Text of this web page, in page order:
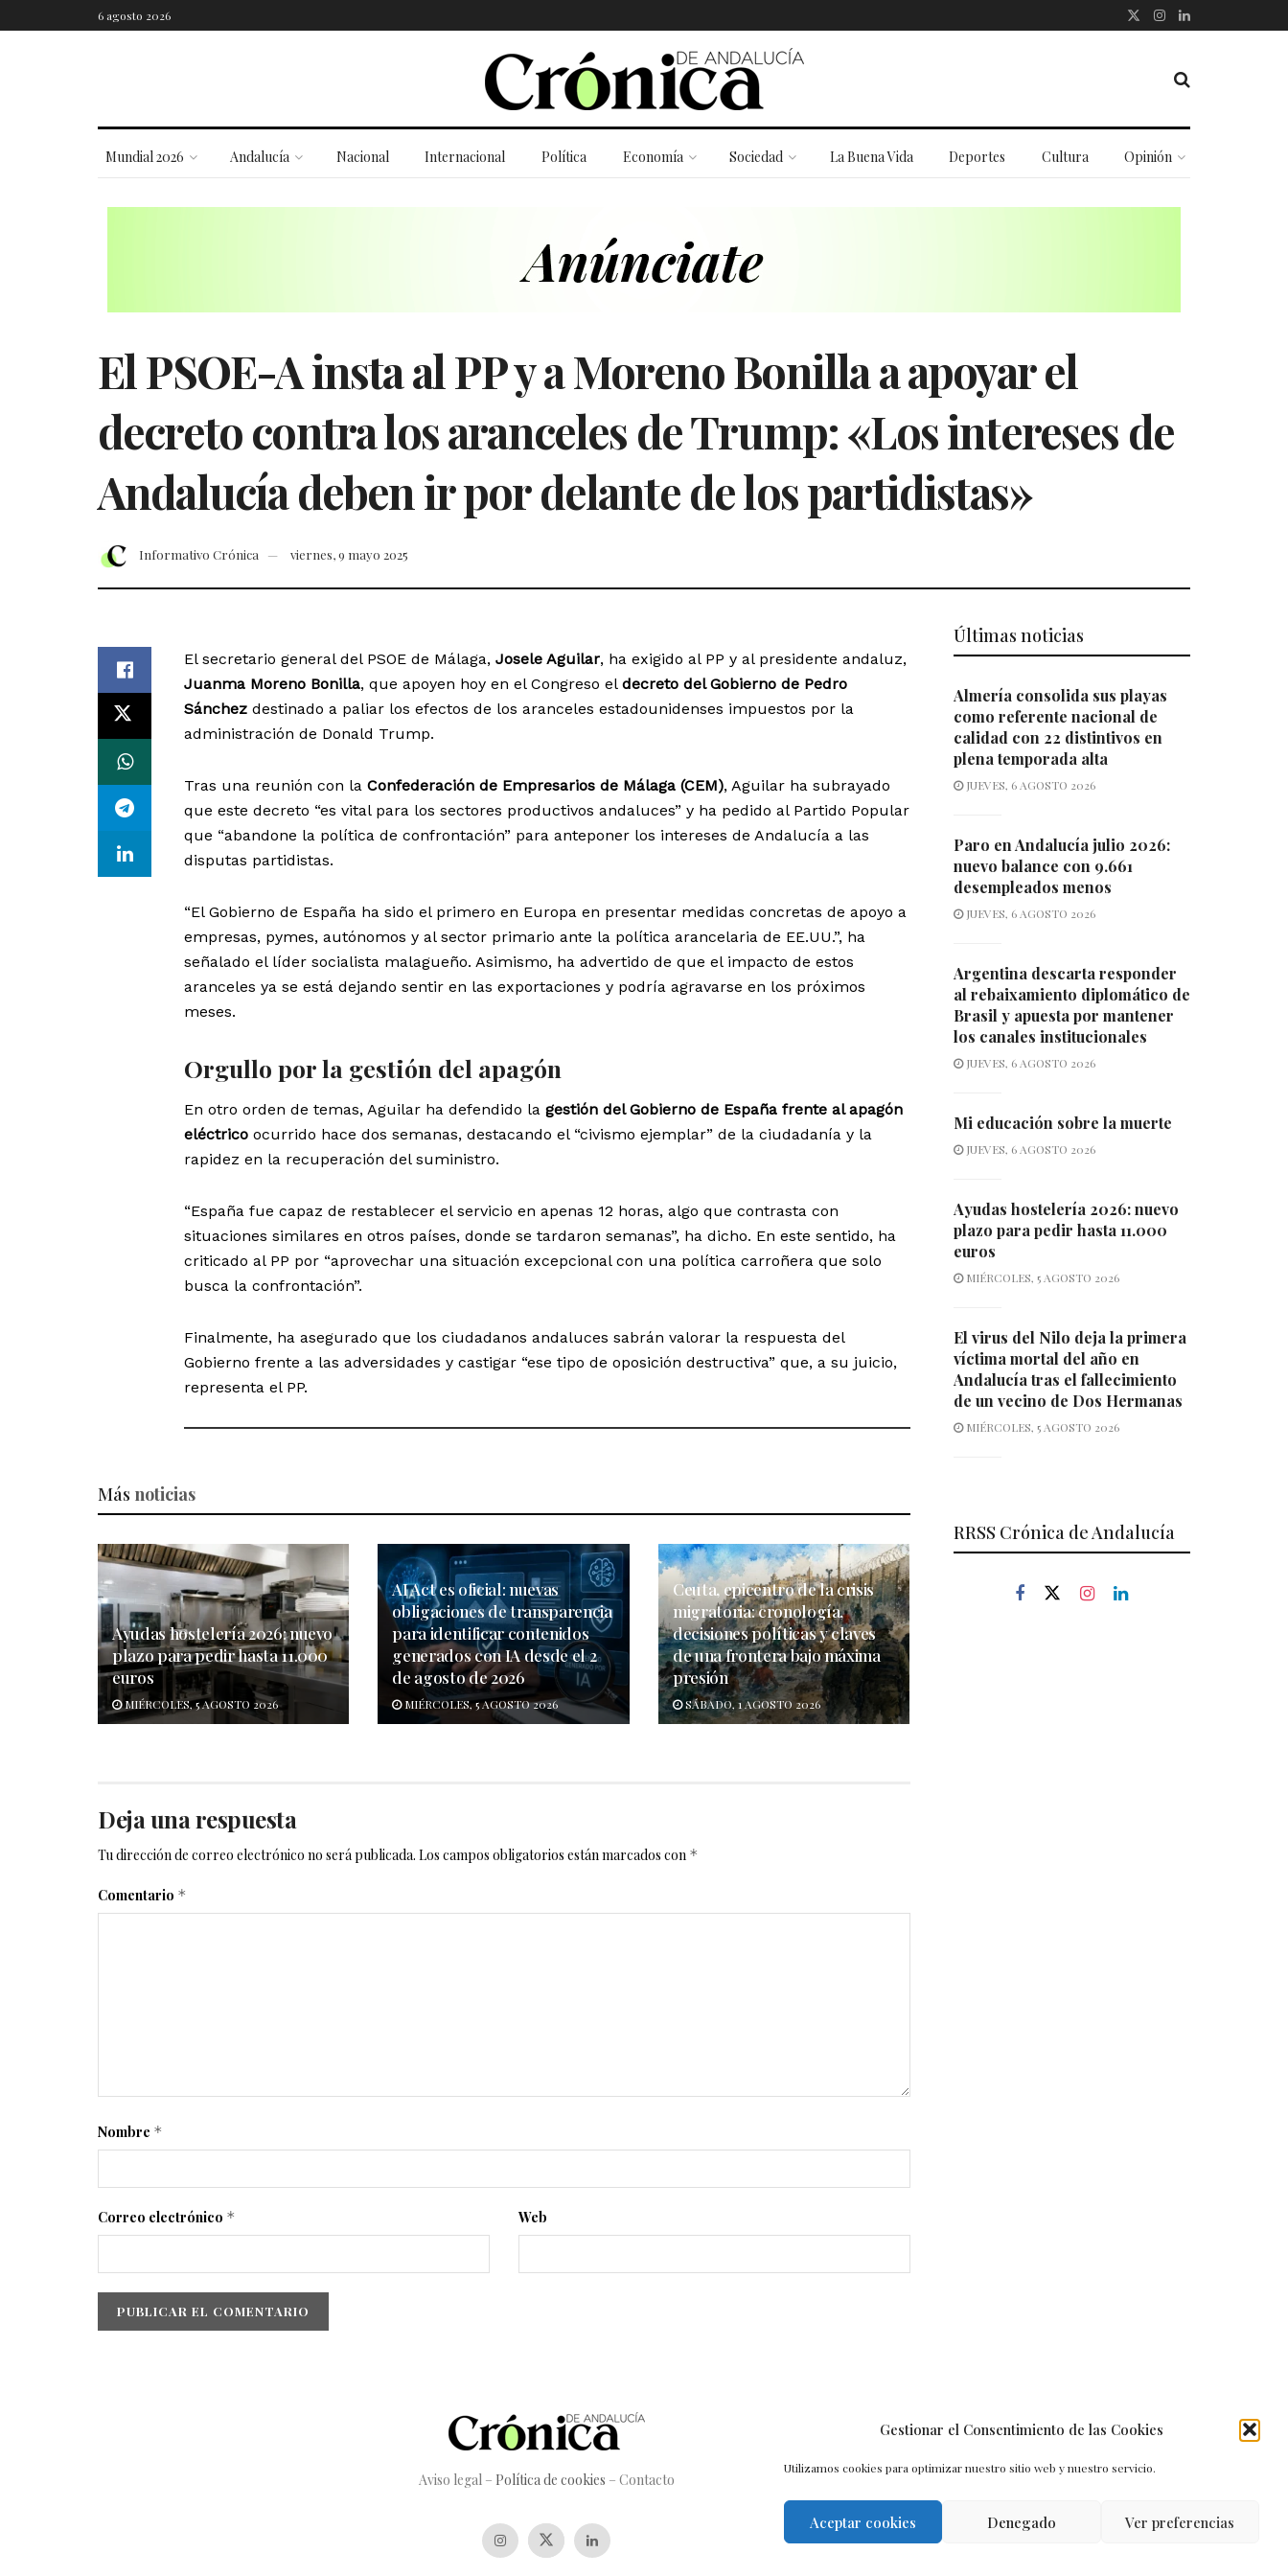
Gestionar el Consentimiento de las Cookies
Utilizamos cookies para optimizar nuestro sitio web y nuestro servicio.
Aceptar cookies Denegado Ver preferencias
6 agosto 2026
Mundial 2026 Andalucía Nacional Internacional Política Economía Sociedad La Buena Vida Deportes Cultura Opinión
El PSOE-A insta al PP y a Moreno Bonilla a apoyar el
decreto contra los aranceles de Trump: «Los intereses de
Andalucía deben ir por delante de los partidistas»
Informativo Crónica viernes, 9 mayo 2025
El secretario general del PSOE de Málaga, Josele Aguilar, ha exigido al PP y al presidente andaluz,
Juanma Moreno Bonilla, que apoyen hoy en el Congreso el decreto del Gobierno de Pedro
Sánchez destinado a paliar los efectos de los aranceles estadounidenses impuestos por la
administración de Donald Trump.
Tras una reunión con la Confederación de Empresarios de Málaga (CEM), Aguilar ha subrayado
que este decreto “es vital para los sectores productivos andaluces” y ha pedido al Partido Popular
que “abandone la política de confrontación” para anteponer los intereses de Andalucía a las
disputas partidistas.
“El Gobierno de España ha sido el primero en Europa en presentar medidas concretas de apoyo a
empresas, pymes, autónomos y al sector primario ante la política arancelaria de EE.UU.”, ha
señalado el líder socialista malagueño. Asimismo, ha advertido de que el impacto de estos
aranceles ya se está dejando sentir en las exportaciones y podría agravarse en los próximos
meses.
Orgullo por la gestión del apagón
En otro orden de temas, Aguilar ha defendido la gestión del Gobierno de España frente al apagón
eléctrico ocurrido hace dos semanas, destacando el “civismo ejemplar” de la ciudadanía y la
rapidez en la recuperación del suministro.
“España fue capaz de restablecer el servicio en apenas 12 horas, algo que contrasta con
situaciones similares en otros países, donde se tardaron semanas”, ha dicho. En este sentido, ha
criticado al PP por “aprovechar una situación excepcional con una política carroñera que solo
busca la confrontación”.
Finalmente, ha asegurado que los ciudadanos andaluces sabrán valorar la respuesta del
Gobierno frente a las adversidades y castigar “ese tipo de oposición destructiva” que, a su juicio,
representa el PP.
Más noticias
Ayudas hostelería 2026: nuevo
plazo para pedir hasta 11.000
euros
MIÉRCOLES, 5 AGOSTO 2026
AI Act es oficial: nuevas
obligaciones de transparencia
para identificar contenidos
generados con IA desde el 2
de agosto de 2026
MIÉRCOLES, 5 AGOSTO 2026
Ceuta, epicentro de la crisis
migratoria: cronología,
decisiones políticas y claves
de una frontera bajo máxima
presión
SÁBADO, 1 AGOSTO 2026
Deja una respuesta
Tu dirección de correo electrónico no será publicada. Los campos obligatorios están marcados con *
Comentario *
Nombre *
Correo electrónico * Web
Últimas noticias
Almería consolida sus playas
como referente nacional de
calidad con 22 distintivos en
plena temporada alta
JUEVES, 6 AGOSTO 2026
Paro en Andalucía julio 2026:
nuevo balance con 9.661
desempleados menos
JUEVES, 6 AGOSTO 2026
Argentina descarta responder
al rebaixamiento diplomático de
Brasil y apuesta por mantener
los canales institucionales
JUEVES, 6 AGOSTO 2026
Mi educación sobre la muerte
JUEVES, 6 AGOSTO 2026
Ayudas hostelería 2026: nuevo
plazo para pedir hasta 11.000
euros
MIÉRCOLES, 5 AGOSTO 2026
El virus del Nilo deja la primera
víctima mortal del año en
Andalucía tras el fallecimiento
de un vecino de Dos Hermanas
MIÉRCOLES, 5 AGOSTO 2026
RRSS Crónica de Andalucía
Aviso legal – Política de cookies – Contacto